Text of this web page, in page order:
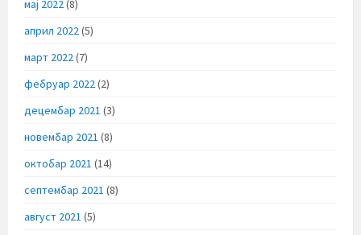
мај 2022(8)
април 2022(5)
март 2022(7)
фебруар 2022(2)
децембар 2021 (3)
новембар 2021 (8)
октобар 2021 (14)
септембар 2021 (8)
август 2021 (5)